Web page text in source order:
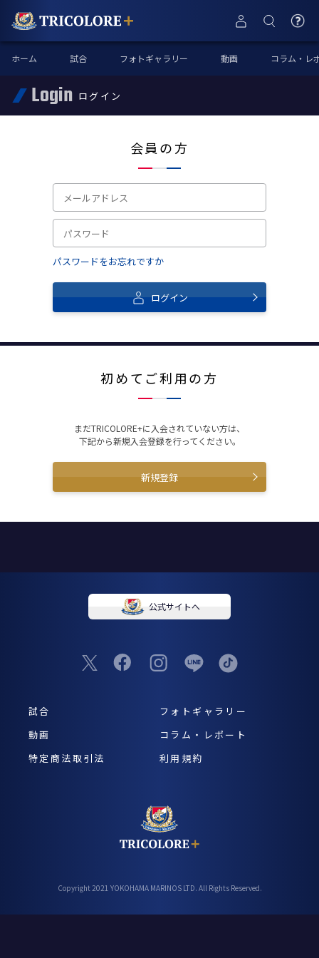
ホーム 試合 フォトギャラリー 動画 コラム・レ
Login ログイン
会員の方
パスワードをお忘れですか
ログイン
初めてご利用の方
まだTRICOLORE+に入会されていない方は、
下記から新規入会登録を行ってください。
新規登録
公式サイトへ
試合
フォトギャラリー
動画
コラム・レポート
特定商法取引法
利用規約
Copyright 2021 YOKOHAMA MARINOS LTD. All Rights Reserved.